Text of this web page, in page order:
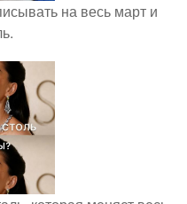
на весь март и